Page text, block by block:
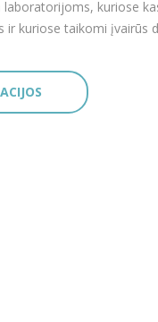
laboratorijoms, kuriose
ir kuriose taikomi įvairūs